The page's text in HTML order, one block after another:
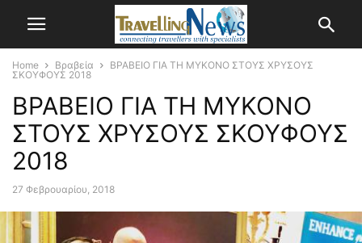
Home Βραβεία
ΒΡΑΒΕΙΟ ΓΙΑ ΤΗ ΜΥΚΟΝΟ ΣΤΟΥΣ ΧΡΥΣΟΥΣ
ΣΚΟΥΦΟΥΣ 2018
ΒΡΑΒΕΙΟ ΓΙΑ ΤΗ ΜΥΚΟΝΟ
ΣΤΟΥΣ ΧΡΥΣΟΥΣ ΣΚΟΥΦΟΥΣ
2018
27 Φεβρουαρίου, 2018